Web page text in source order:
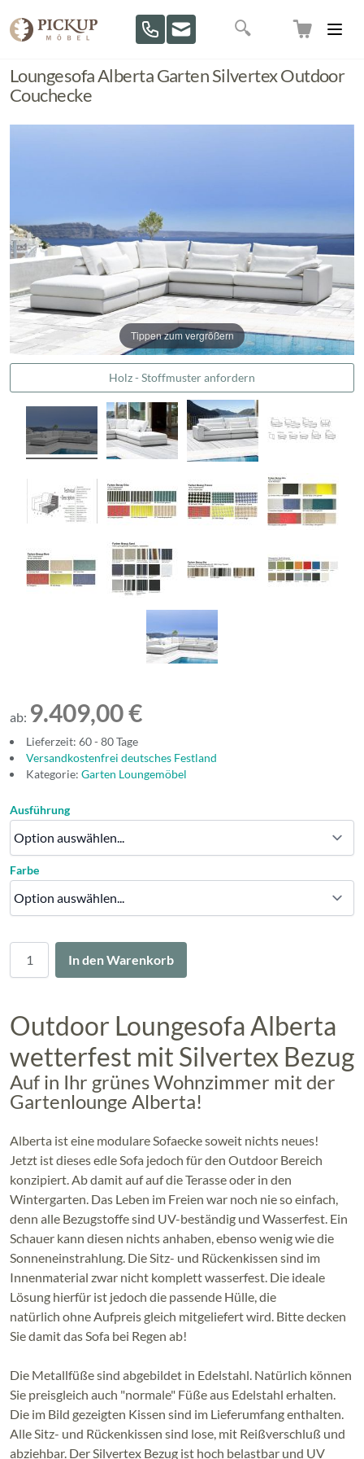
Suche
Loungesofa Alberta Garten Silvertex Outdoor
Couchecke
Tippen zum vergrößern
Holz - Stoffmuster anfordern
ab: 9.409,00 €
Lieferzeit: 60 - 80 Tage
Versandkostenfrei deutsches Festland
Kategorie: Garten Loungemöbel
In den Warenkorb
Ausführung
Farbe
Outdoor Loungesofa Alberta
wetterfest mit Silvertex Bezug
Auf in Ihr grünes Wohnzimmer mit der
Gartenlounge Alberta!
Alberta ist eine modulare Sofaecke soweit nichts neues!
Jetzt ist dieses edle Sofa jedoch für den Outdoor Bereich
konzipiert. Ab damit auf auf die Terasse oder in den
Wintergarten. Das Leben im Freien war noch nie so einfach,
denn alle Bezugstoffe sind UV-beständig und Wasserfest. Ein
Schauer kann diesen nichts anhaben, ebenso wenig wie die
Sonneneinstrahlung. Die Sitz- und Rückenkissen sind im
Innenmaterial zwar nicht komplett wasserfest. Die ideale
Lösung hierfür ist jedoch die passende Hülle, die
natürlich ohne Aufpreis gleich mitgeliefert wird. Bitte decken
Sie damit das Sofa bei Regen ab!
Die Metallfüße sind abgebildet in Edelstahl. Natürlich können
Sie preisgleich auch "normale" Füße aus Edelstahl erhalten.
Die im Bild gezeigten Kissen sind im Lieferumfang enthalten.
Alle Sitz- und Rückenkissen sind lose, mit Reißverschluß und
abziehbar. Der Silvertex Bezug ist hoch belastbar und UV